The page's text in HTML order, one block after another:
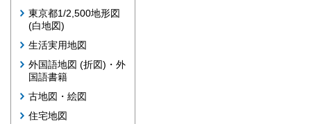
東京都1/2,500地形図
(白地図)
生活実用地図
外国語地図 (折図)・外
国語書籍
古地図・絵図
住宅地図